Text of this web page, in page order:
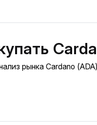
рынка Cardano